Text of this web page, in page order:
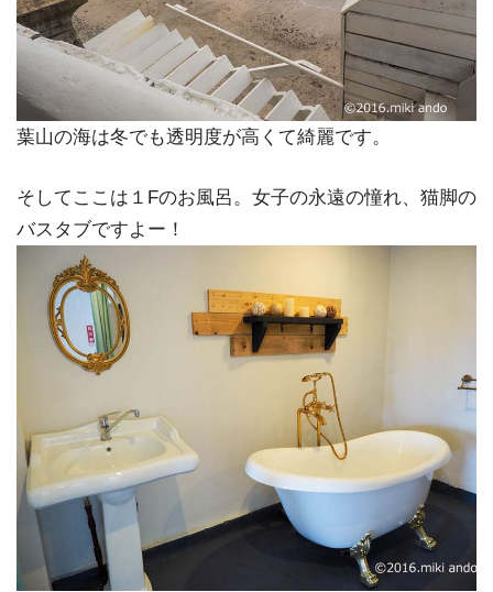
葉山の海は冬でも透明度が高くて綺麗です。
そしてここは１Fのお風呂。女子の永遠の憧れ、猫脚の
バスタブですよー！